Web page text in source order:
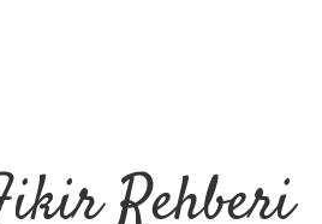
Rehberi